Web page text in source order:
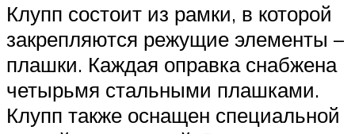
Клупп состоит из рамки, в которой
закрепляются режущие элементы –
плашки. Каждая оправка снабжена
четырьмя стальными плашками.
Клупп также оснащен специальной